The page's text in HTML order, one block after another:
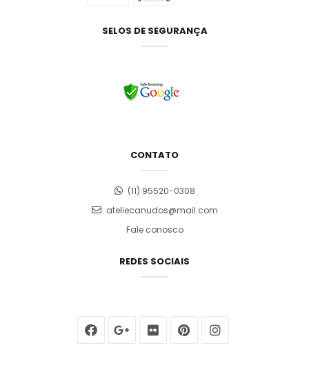
SELOS DE SEGURANÇA
CONTATO
(11) 95520-0308
ateliecanudos@mail.com
Fale conosco
REDES SOCIAIS